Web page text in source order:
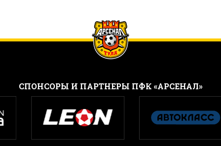
CПОНСОРЫ И ПАРТНЕРЫ ПФК «АРСЕНАЛ»